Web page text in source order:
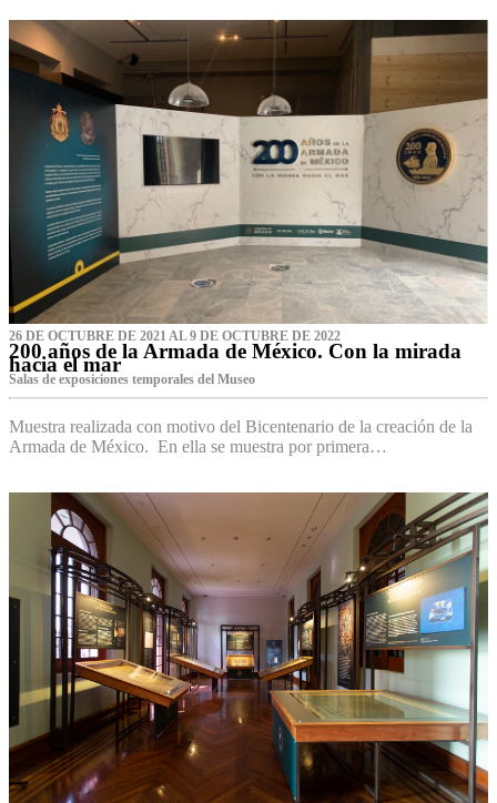
26 DE OCTUBRE DE 2021 AL 9 DE OCTUBRE DE 2022
200 años de la Armada de México. Con la mirada
hacia el mar
Salas de exposiciones temporales del Museo‌
Muestra realizada con motivo del Bicentenario de la creación de la
Armada de México. En ella se muestra por primera…